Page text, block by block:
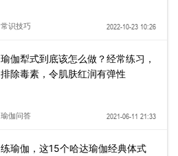
常识技巧 2022-10-23 10:26
瑜伽犁式到底该怎么做？经常练习，
排除毒素，令肌肤红润有弹性
瑜伽问答 2021-06-11 21:33
练瑜伽，这15个哈达瑜伽经典体式